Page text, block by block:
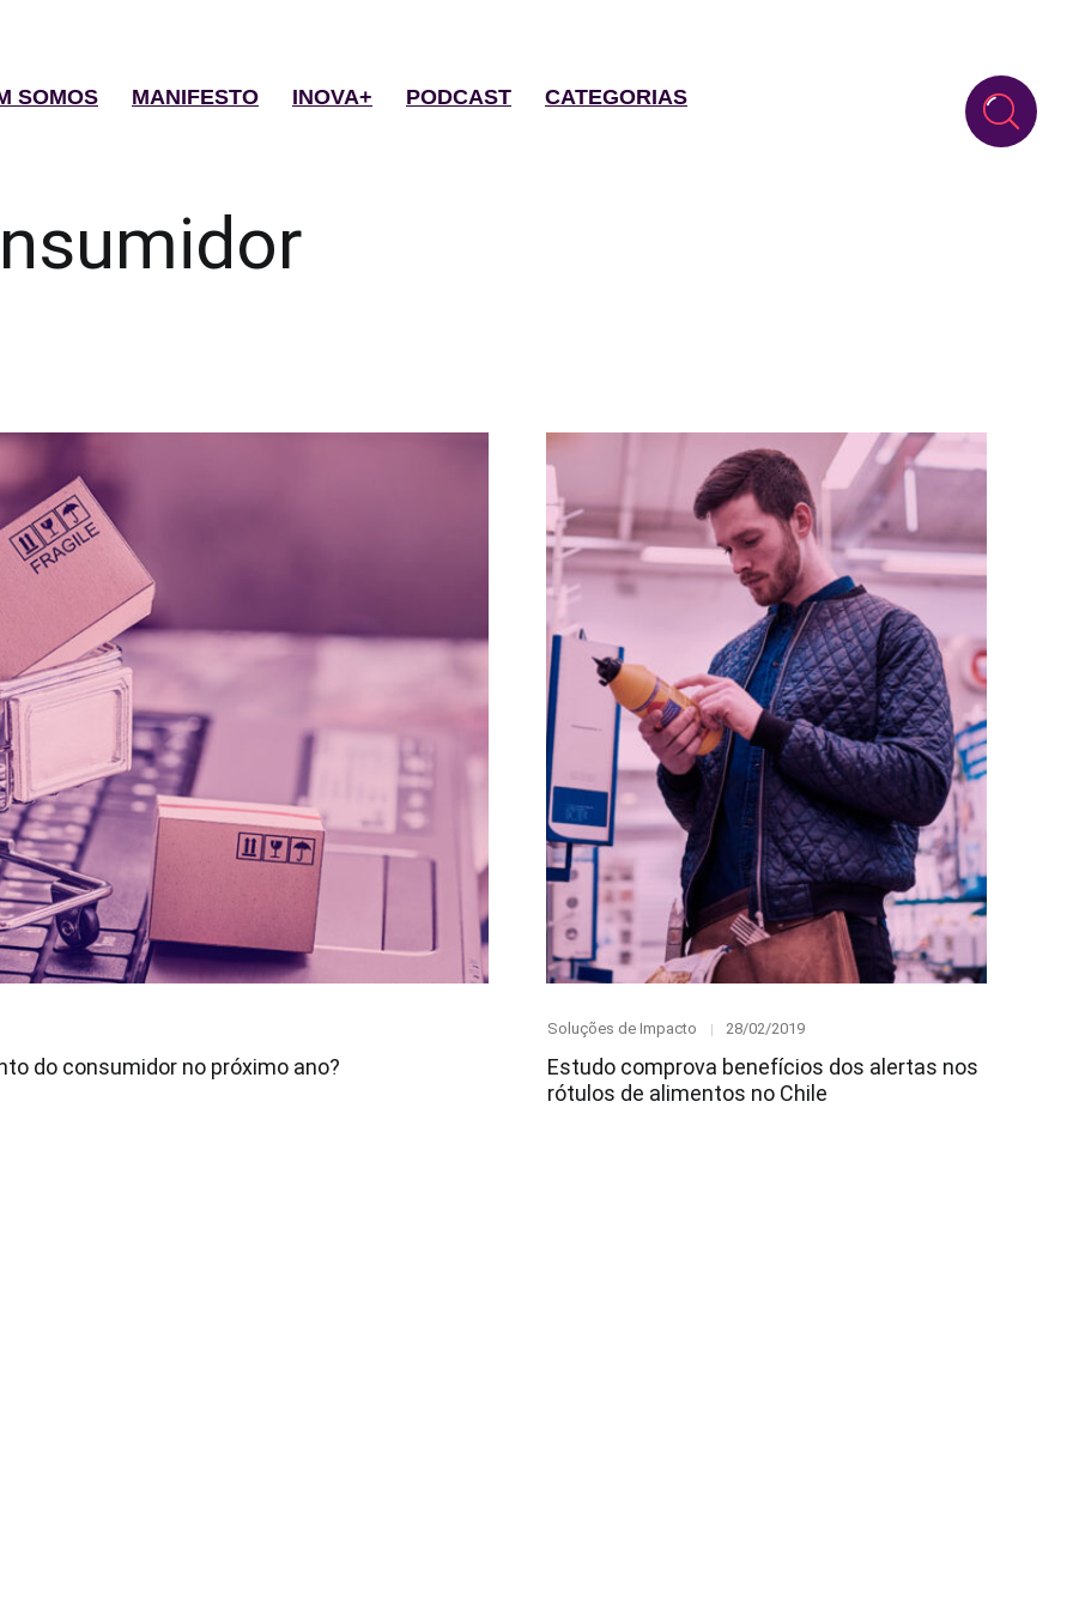
SOMOS MANIFESTO INOVA+ PODCAST CATEGORIAS
do consumidor no próximo ano?
Category
Soluções de Impacto
Posted
28/02/2019
Estudo comprova benefícios dos alertas nos
rótulos de alimentos no Chile